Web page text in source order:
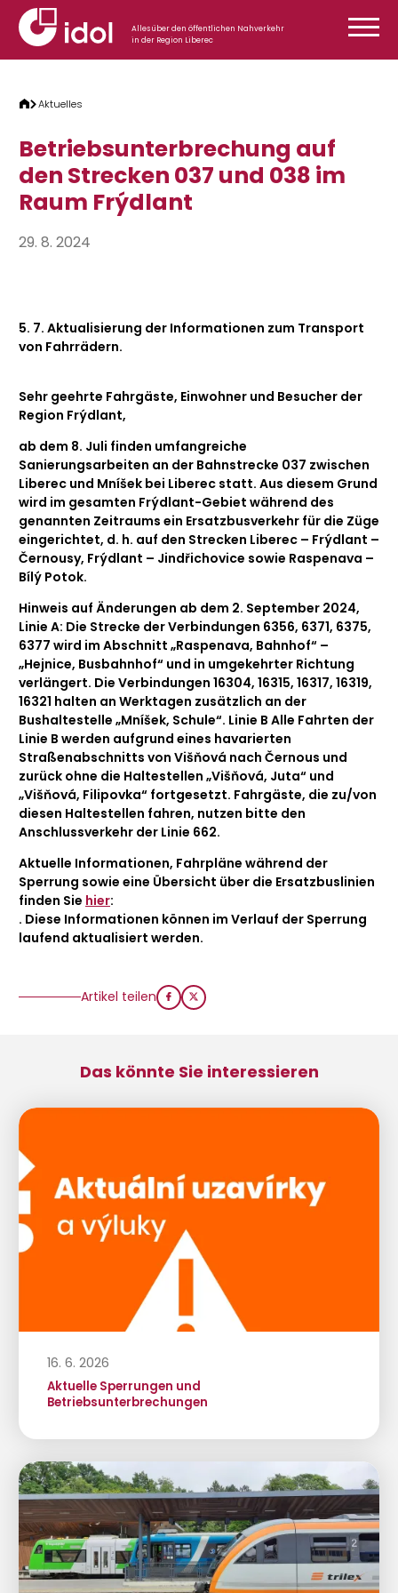
Zum Inhalt springen
Alles über den öffentlichen Nahverkehr
in der Region Liberec
Aktuelles
Betriebsunterbrechung auf
den Strecken 037 und 038 im
Raum Frýdlant
29. 8. 2024
5. 7. Aktualisierung der Informationen zum Transport
von Fahrrädern.
Sehr geehrte Fahrgäste, Einwohner und Besucher der
Region Frýdlant,
ab dem 8. Juli finden umfangreiche
Sanierungsarbeiten an der Bahnstrecke 037 zwischen
Liberec und Mníšek bei Liberec statt. Aus diesem Grund
wird im gesamten Frýdlant-Gebiet während des
genannten Zeitraums ein Ersatzbusverkehr für die Züge
eingerichtet, d. h. auf den Strecken Liberec – Frýdlant –
Černousy, Frýdlant – Jindřichovice sowie Raspenava –
Bílý Potok.
Hinweis auf Änderungen ab dem 2. September 2024,
Linie A: Die Strecke der Verbindungen 6356, 6371, 6375,
6377 wird im Abschnitt „Raspenava, Bahnhof“ –
„Hejnice, Busbahnhof“ und in umgekehrter Richtung
verlängert. Die Verbindungen 16304, 16315, 16317, 16319,
16321 halten an Werktagen zusätzlich an der
Bushaltestelle „Mníšek, Schule“. Linie B Alle Fahrten der
Linie B werden aufgrund eines havarierten
Straßenabschnitts von Višňová nach Černous und
zurück ohne die Haltestellen „Višňová, Juta“ und
„Višňová, Filipovka“ fortgesetzt. Fahrgäste, die zu/von
diesen Haltestellen fahren, nutzen bitte den
Anschlussverkehr der Linie 662.
Aktuelle Informationen, Fahrpläne während der
Sperrung sowie eine Übersicht über die Ersatzbuslinien
finden Sie hier:
. Diese Informationen können im Verlauf der Sperrung
laufend aktualisiert werden.
Artikel teilen
Das könnte Sie interessieren
16. 6. 2026
Aktuelle Sperrungen und
Betriebsunterbrechungen